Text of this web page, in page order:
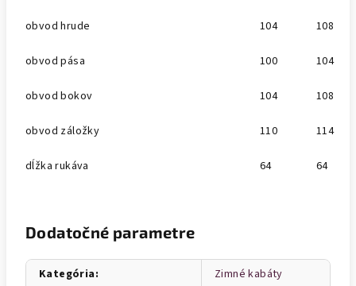
obvod hrude 104 108
obvod pása 100 104
obvod bokov 104 108
obvod záložky 110 114
dĺžka rukáva 64 64
Dodatočné parametre
Kategória: Zimné kabáty